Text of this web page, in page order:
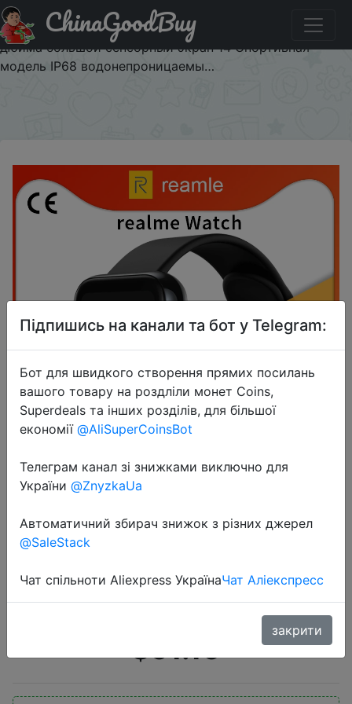
Паридбати з промокодом SALE0915 Глобальная версия
realme Смарт-часы с пульсометром и кислородом 1,4
дюйма большой сенсорный экран 14 Спортивная
модель IP68 водонепроницаемы…
ChinaGoodBuy
2020-07-10
часы с пульсометром и
кислородом 1,4 дюйма большой
модель IP68 водонепроницаемы…
$51.16
Підпишись на канали та бот у Telegram:
Бот для швидкого створення прямих посилань
вашого товару на роздліли монет Coins,
Superdeals та інших розділів, для більшої
економії @AliSuperCoinsBot
Телеграм канал зі знижками виключно для
України @ZnyzkaUa
Автоматичний збирач знижок з різних джерел
@SaleStack
Чат спільноти Aliexpress УкраїнаЧат Аліекспресс
закрити